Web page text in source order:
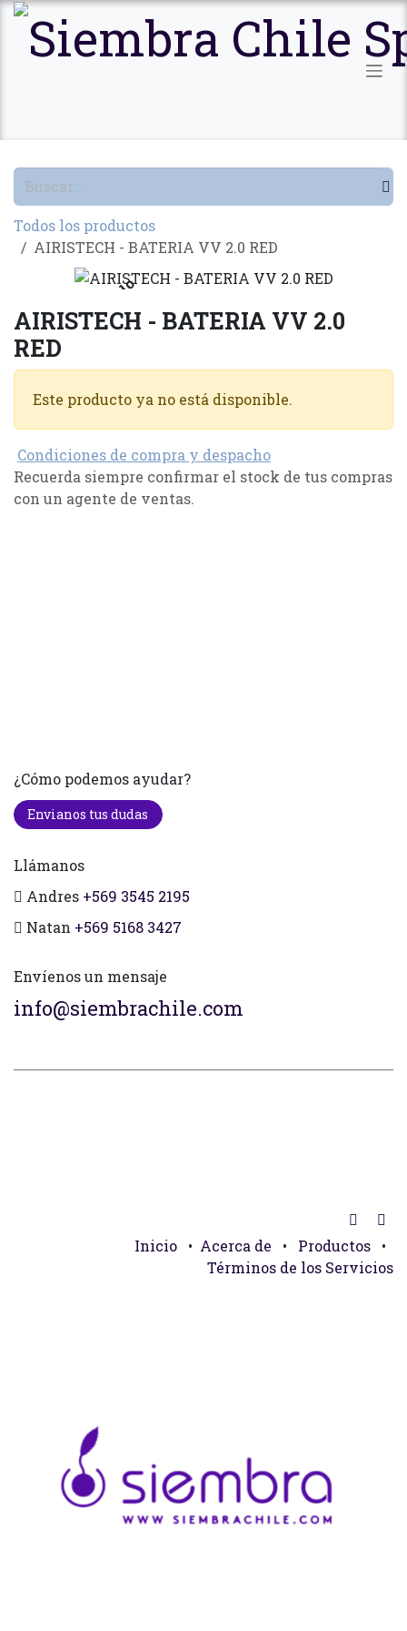
Ir al contenido
Todos los productos
AIRISTECH - BATERIA VV 2.0 RED
Agotado
AIRISTECH - BATERIA VV 2.0
RED
Este producto ya no está disponible.
Condiciones de compra y despacho
Recuerda siempre confirmar el stock de tus compras
con un agente de ventas.
¿Cómo podemos ayudar?
Envianos tus dudas
Llámanos
Andres +569 3545 2195
Natan +569 5168 3427
Envíenos un mensaje
info@siembrachile.com
Inicio • Acerca de • Productos
•
Términos de los Servicios